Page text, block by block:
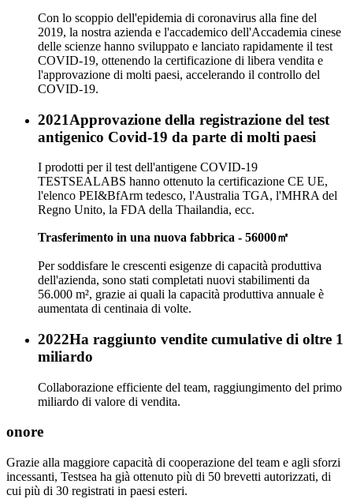
Con lo scoppio dell'epidemia di coronavirus alla fine del
2019, la nostra azienda e l'accademico dell'Accademia cinese
delle scienze hanno sviluppato e lanciato rapidamente il test
COVID-19, ottenendo la certificazione di libera vendita e
l'approvazione di molti paesi, accelerando il controllo del
COVID-19.
2021Approvazione della registrazione del test
antigenico Covid-19 da parte di molti paesi
I prodotti per il test dell'antigene COVID-19
TESTSEALABS hanno ottenuto la certificazione CE UE,
l'elenco PEI&BfArm tedesco, l'Australia TGA, l'MHRA del
Regno Unito, la FDA della Thailandia, ecc.
Trasferimento in una nuova fabbrica - 56000㎡
Per soddisfare le crescenti esigenze di capacità produttiva
dell'azienda, sono stati completati nuovi stabilimenti da
56.000 m², grazie ai quali la capacità produttiva annuale è
aumentata di centinaia di volte.
2022Ha raggiunto vendite cumulative di oltre 1
miliardo
Collaborazione efficiente del team, raggiungimento del primo
miliardo di valore di vendita.
onore
Grazie alla maggiore capacità di cooperazione del team e agli sforzi
incessanti, Testsea ha già ottenuto più di 50 brevetti autorizzati, di
cui più di 30 registrati in paesi esteri.